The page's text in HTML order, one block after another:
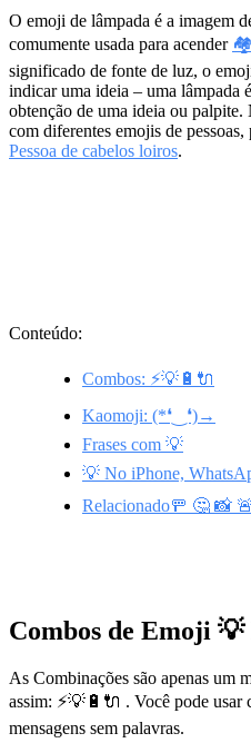
O emoji de lâmpada é a imagem
comumente usada para acender 🏘️
significado de fonte de luz, o
indicar uma ideia – uma lâmpada
obtenção de uma ideia ou palpite.
com diferentes emojis de
Pessoa de cabelos loiros.
Conteúdo:
Combos: ⚡💡🔋🔌
Kaomoji: (*❛‿❛)→
Frases com 💡
💡 No iPhone,
Relacionado🚥 🤔 📸
Combos de Emoji
As Combinações são apenas um
assim: ⚡💡🔋🔌 . Você pode usar
mensagens sem palavras.